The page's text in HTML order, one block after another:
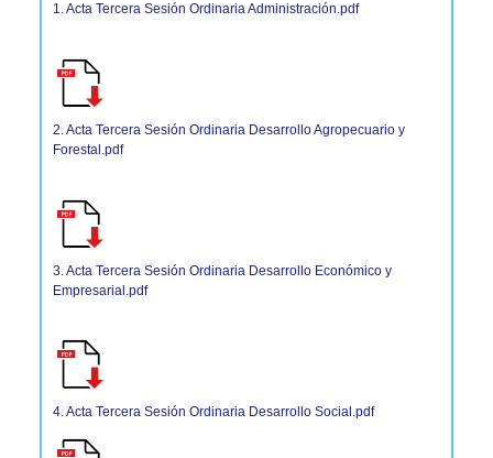
1. Acta Tercera Sesión Ordinaria Administración.pdf
2. Acta Tercera Sesión Ordinaria Desarrollo Agropecuario y
Forestal.pdf
3. Acta Tercera Sesión Ordinaria Desarrollo Económico y
Empresarial.pdf
4. Acta Tercera Sesión Ordinaria Desarrollo Social.pdf